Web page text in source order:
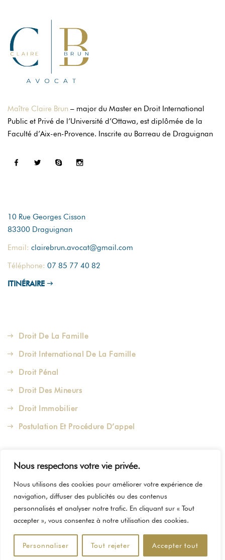
Nous respectons votre vie privée.
Nous utilisons des cookies pour améliorer votre expérience de
navigation, diffuser des publicités ou des contenus
personnalisés et analyser notre trafic. En cliquant sur « Tout
accepter », vous consentez à notre utilisation des cookies.
Personnaliser Tout rejeter Accepter tout
Maître Claire Brun – major du Master en Droit International
Public et Privé de l’Université d’Ottawa, est diplômée de la
Faculté d’Aix-en-Provence. Inscrite au Barreau de Draguignan
10 Rue Georges Cisson
83300 Draguignan
Email: clairebrun.avocat@gmail.com
Téléphone: 07 85 77 40 82
ITINÉRAIRE
Droit De La Famille
Droit International De La Famille
Droit Pénal
Droit Des Mineurs
Droit Immobilier
Postulation Et Procédure D’appel
Copyright 2024,AiLand Agency . Tous droits réservés.
Mentions Légales Politique de Confidentialité